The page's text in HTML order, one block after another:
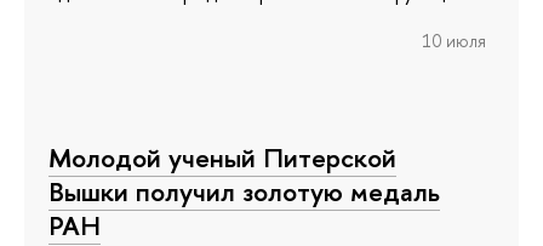
10 июля
Молодой ученый Питерской
Вышки получил золотую медаль
РАН